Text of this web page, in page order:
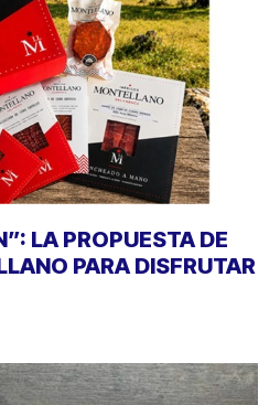
LA PROPUESTA DE
PARA DISFRUTAR